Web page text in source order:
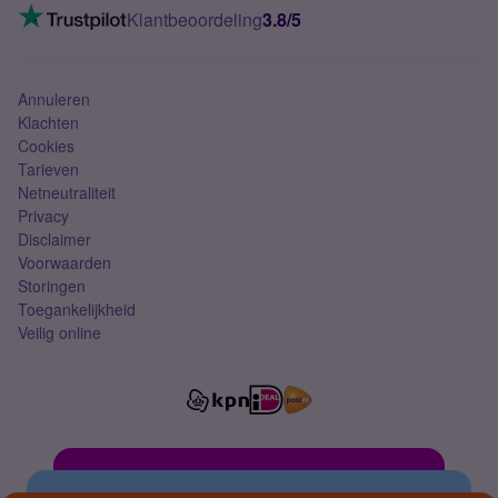
Mobiel abonnement
VoLTE 4G bellenKlantbeoordeling3.8/5
Annuleren
Klachten
Cookies
Tarieven
Netneutraliteit
Privacy
Disclaimer
Voorwaarden
Storingen
Toegankelijkheid
Veilig online